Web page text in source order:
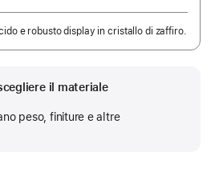
e robusto display in cristallo di zaffiro.
il materiale
peso, finiture e altre